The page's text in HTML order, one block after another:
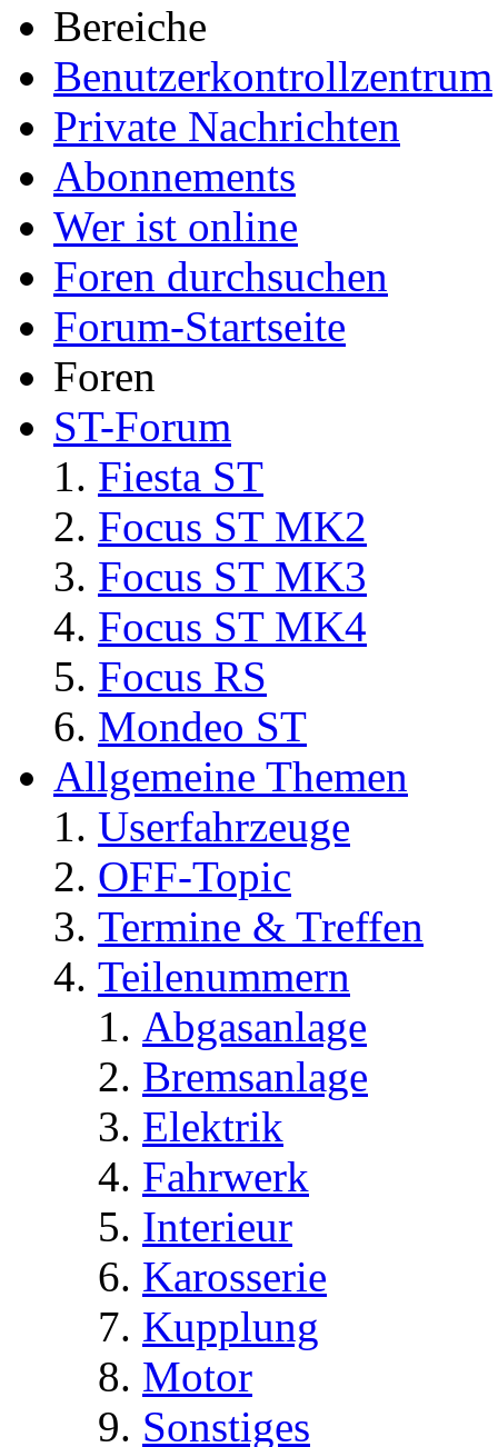
Bereiche
Benutzerkontrollzentrum
Private Nachrichten
Abonnements
Wer ist online
Foren durchsuchen
Forum-Startseite
Foren
ST-Forum
Fiesta ST
Focus ST MK2
Focus ST MK3
Focus ST MK4
Focus RS
Mondeo ST
Allgemeine Themen
Userfahrzeuge
OFF-Topic
Termine & Treffen
Teilenummern
Abgasanlage
Bremsanlage
Elektrik
Fahrwerk
Interieur
Karosserie
Kupplung
Motor
Sonstiges